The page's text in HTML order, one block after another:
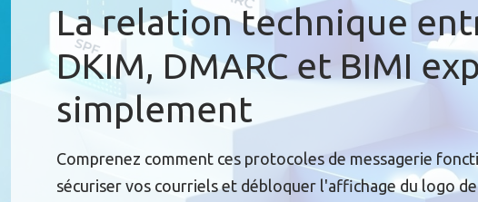
La relation technique
DKIM, DMARC et BIMI
simplement
Comprenez comment ces protocoles de messagerie
sécuriser vos courriels et débloquer l'affichage du logo